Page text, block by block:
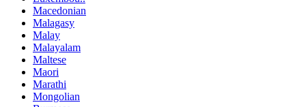
Macedonian
Malagasy
Malay
Malayalam
Maltese
Maori
Marathi
Mongolian